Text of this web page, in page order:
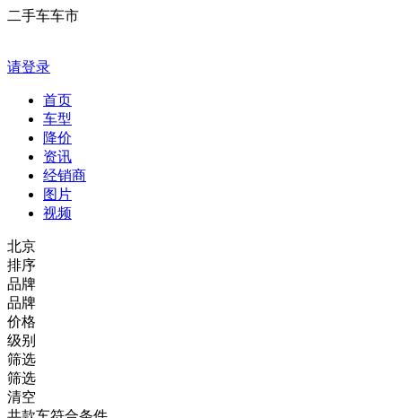
二手车车市
请登录
首页
车型
降价
资讯
经销商
图片
视频
北京
排序
品牌
品牌
价格
级别
筛选
筛选
清空